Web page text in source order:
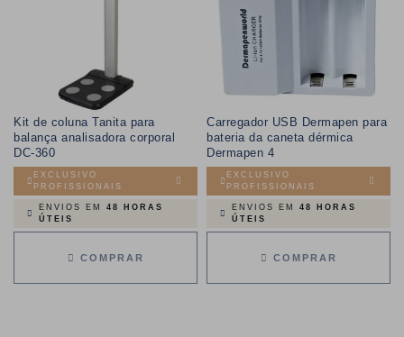
Kit de coluna Tanita para
balança analisadora corporal
DC-360
EXCLUSIVO
PROFISSIONAIS
ENVIOS EM 48 HORAS
ÚTEIS
COMPRAR
Carregador USB Dermapen para
bateria da caneta dérmica
Dermapen 4
EXCLUSIVO
PROFISSIONAIS
ENVIOS EM 48 HORAS
ÚTEIS
COMPRAR